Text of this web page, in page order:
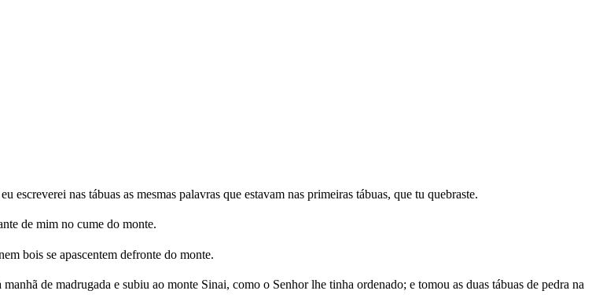
nas tábuas as mesmas palavras que estavam nas primeiras tábuas, que tu quebraste.
de mim no cume do monte.
bois se apascentem defronte do monte.
de madrugada e subiu ao monte Sinai, como o Senhor lhe tinha ordenado; e tomou as duas tábuas de pedra na